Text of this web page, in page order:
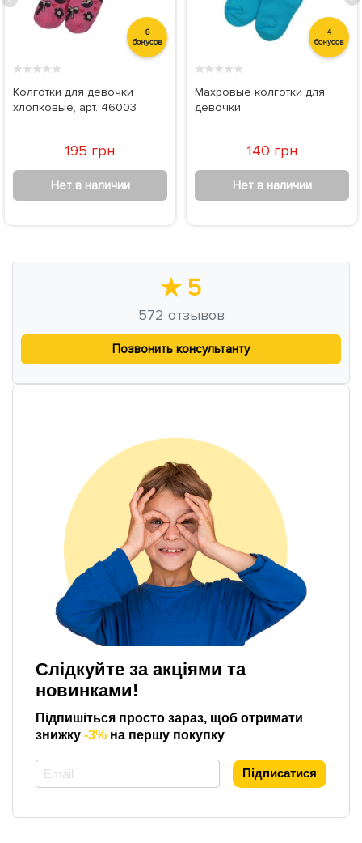
6
бонусов
★★★★★
Колготки для девочки
хлопковые, арт. 46003
195 грн
Нет в наличии
4
бонусов
★★★★★
Махровые колготки для
девочки
140 грн
Нет в наличии
★ 5
572 отзывов
Позвонить консультанту
Слідкуйте за акціями та
новинками!
Підпишіться просто зараз, щоб отримати
знижку -3% на першу покупку
Підписатися